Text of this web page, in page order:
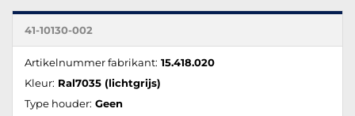
41-10130-002
Artikelnummer fabrikant: 15.418.020
Kleur: Ral7035 (lichtgrijs)
Type houder: Geen